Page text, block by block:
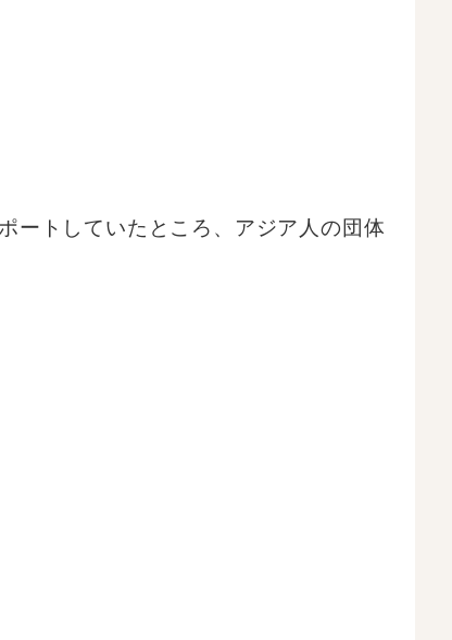
ートしていたところ、アジア人の団体